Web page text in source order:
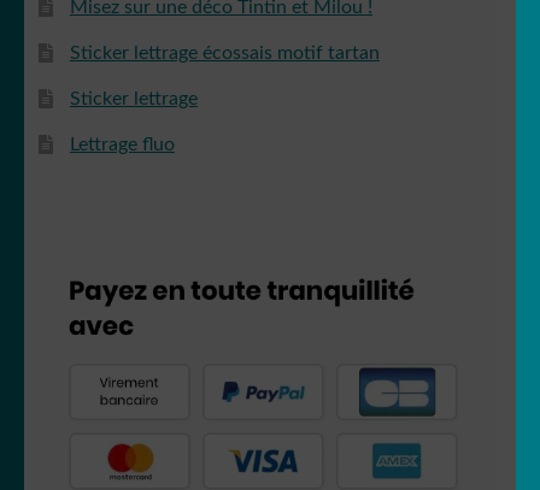
Misez sur une déco Tintin et Milou !
Sticker lettrage écossais motif tartan
Sticker lettrage
Lettrage fluo